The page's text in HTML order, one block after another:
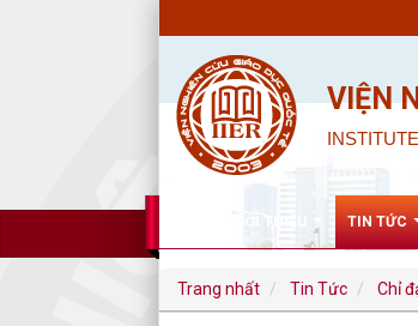
VIỆN
GIỚI THIỆU TIN TỨC
Trang nhất Tin Tức Chỉ